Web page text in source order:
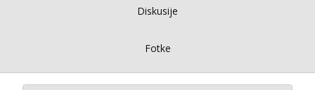
Diskusije
Fotke